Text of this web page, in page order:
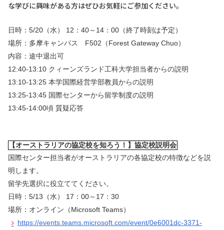
な学びに興味がある方はぜひお気軽にご参加ください。
日時：5/20（水） 12：40～14：00（終了時刻は予定）
場所：多摩キャンパス F502（Forest Gateway Chuo）
内容：途中退出可
12:40-13:10 クィーンズランド工科大学担当者からの説明
13:10-13:25 本学国際経営学部教員からの説明
13:25-13:45 国際センターから留学制度の説明
13:45-14:00頃 質疑応答
【オーストラリアの協定校を知ろう！】協定校説明会
国際センター担当者がオーストラリアの各協定校の特徴などを説
明します。
留学先選択に役立ててください。
日時：5/13（水） 17：00～17：30
場所：オンライン（Microsoft Teams）
https://events.teams.microsoft.com/event/0e6001dc-3371-